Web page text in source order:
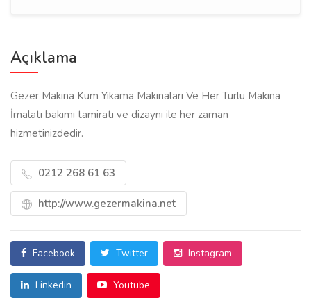
Açıklama
Gezer Makina Kum Yıkama Makinaları Ve Her Türlü Makina
İmalatı bakımı tamiratı ve dizaynı ile her zaman
hizmetinizdedir.
0212 268 61 63
http://www.gezermakina.net
Facebook Twitter Instagram
Linkedin Youtube